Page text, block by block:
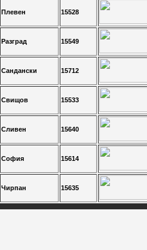
Плевен 15528
Разград 15549
Сандански 15712
Свищов 15533
Сливен 15640
София 15614
Чирпан 15635